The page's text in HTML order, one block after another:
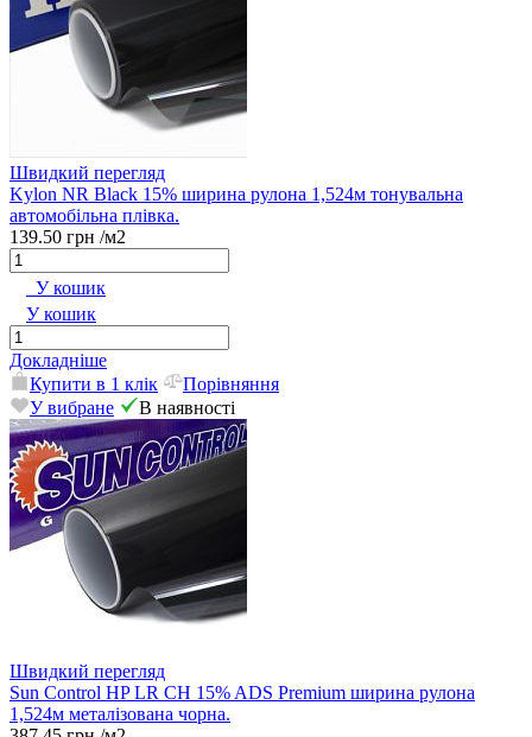
Швидкий перегляд
Kylon NR Black 15% ширина рулона 1,524м тонувальна
автомобільна плівка.
139.50 грн /м2
У кошик
У кошик
Докладніше
Купити в 1 клік
Порівняння
У вибране
В наявності
Швидкий перегляд
Sun Control HP LR CH 15% ADS Premium ширина рулона
1,524м металізована чорна.